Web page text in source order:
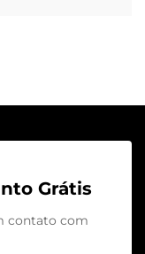
Grátis
contato com